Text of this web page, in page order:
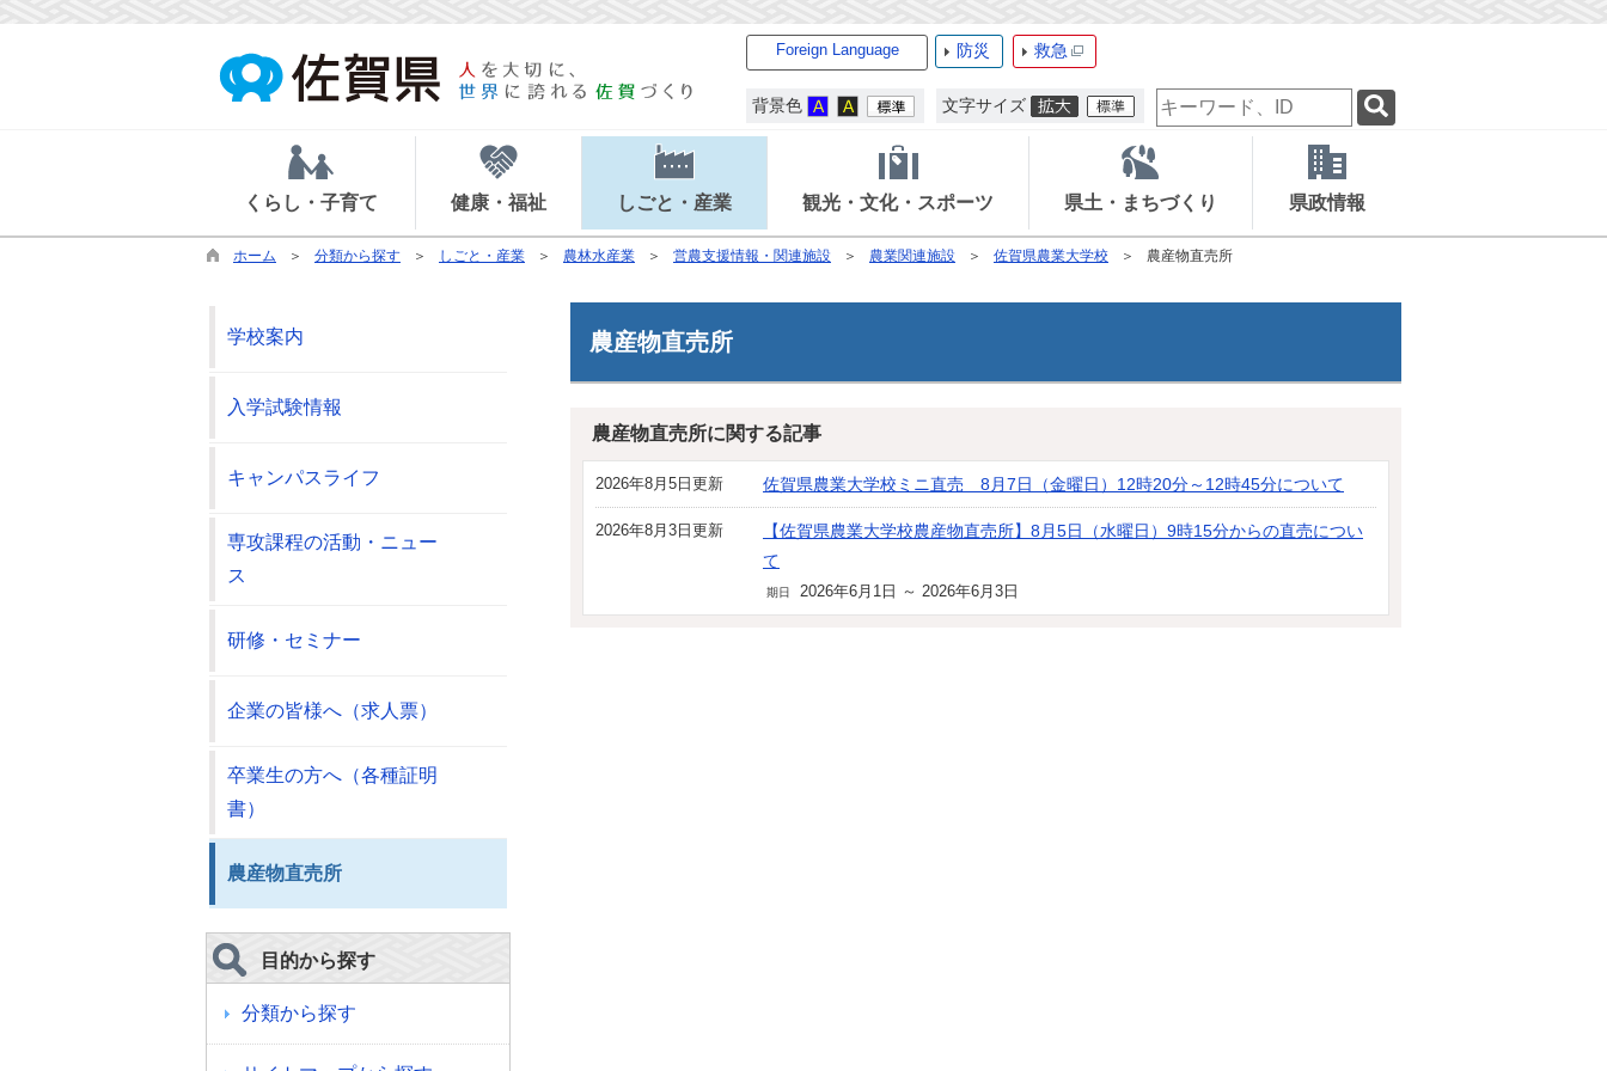
Foreign Language 防災 救急
背景色 文字サイズ
検
索
ー
ー
ド
くらし・子育て 健康・福祉 しごと・産業 観光・文化・スポーツ 県土・まちづくり 県政情報
ホーム 分類から探す しごと・産業 農林水産業 営農支援情報・関連施設 農業関連施設 佐賀県農業大学校 農産物直売所
農産物直売所
農産物直売所に関する記事
2026年8月5日更新 佐賀県農業大学校ミニ直売 8月7日（金曜日）12時20分～12時45分について
2026年8月3日更新
【佐賀県農業大学校農産物直売所】8月5日（水曜日）9時15分からの直売につい
て
期日 2026年6月1日 ～ 2026年6月3日
学校案内
入学試験情報
キャンパスライフ
専攻課程の活動・ニュー
ス
研修・セミナー
企業の皆様へ（求人票）
卒業生の方へ（各種証明
書）
農産物直売所
目的から探す
分類から探す